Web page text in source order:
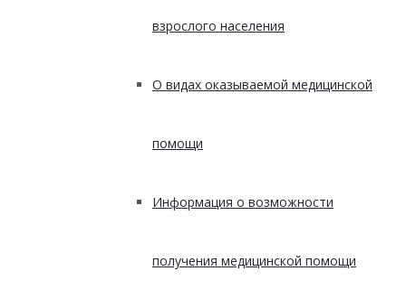
взрослого населения
О видах оказываемой медицинской
помощи
Информация о возможности
получения медицинской помощи